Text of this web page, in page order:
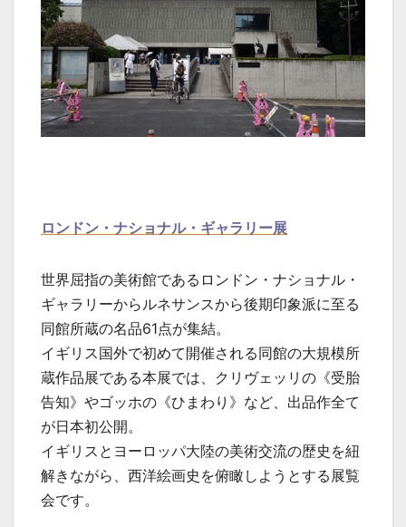
ロンドン・ナショナル・ギャラリー展
世界屈指の美術館であるロンドン・ナショナル・
ギャラリーからルネサンスから後期印象派に至る
同館所蔵の名品61点が集結。
イギリス国外で初めて開催される同館の大規模所
蔵作品展である本展では、クリヴェッリの《受胎
告知》やゴッホの《ひまわり》など、出品作全て
が日本初公開。
イギリスとヨーロッパ大陸の美術交流の歴史を紐
解きながら、西洋絵画史を俯瞰しようとする展覧
会です。